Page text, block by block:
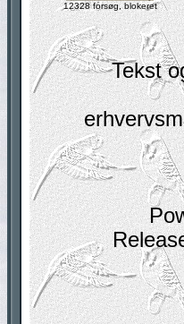
12328 forsøg, blokeret
Tekst